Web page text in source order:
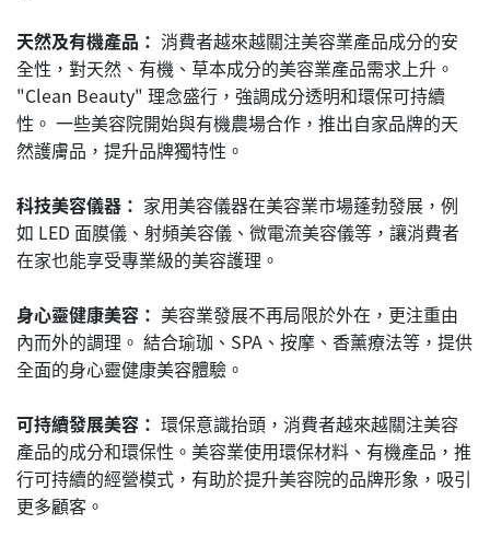
天然及有機產品： 消費者越來越關注美容業產品成分的安
全性，對天然、有機、草本成分的美容業產品需求上升。
"Clean Beauty" 理念盛行，強調成分透明和環保可持續
性。 一些美容院開始與有機農場合作，推出自家品牌的天
然護膚品，提升品牌獨特性。
科技美容儀器： 家用美容儀器在美容業市場蓬勃發展，例
如 LED 面膜儀、射頻美容儀、微電流美容儀等，讓消費者
在家也能享受專業級的美容護理。
身心靈健康美容： 美容業發展不再局限於外在，更注重由
內而外的調理。 結合瑜珈、SPA、按摩、香薰療法等，提供
全面的身心靈健康美容體驗。
可持續發展美容： 環保意識抬頭，消費者越來越關注美容
產品的成分和環保性。美容業使用環保材料、有機產品，推
行可持續的經營模式，有助於提升美容院的品牌形象，吸引
更多顧客。